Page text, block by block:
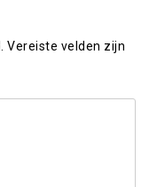
Vereiste velden zijn